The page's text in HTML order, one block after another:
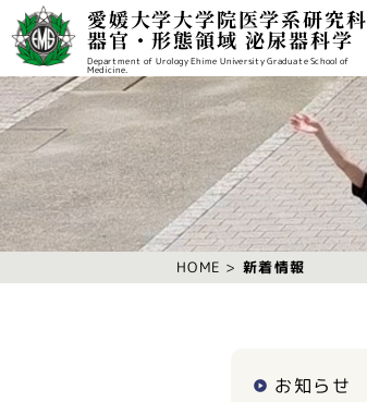
愛媛大学大学院医学系研究科
器官・形態領域 泌尿器科学
Department of Urology Ehime University Graduate School of
Medicine.
HOME 新着情報
お知らせ